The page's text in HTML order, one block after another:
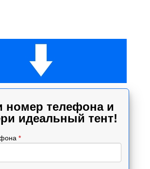
номер телефона и
идеальный тент!
*